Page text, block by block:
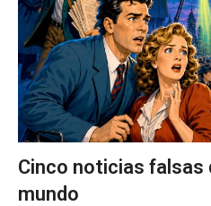
Cinco noticias falsas
mundo